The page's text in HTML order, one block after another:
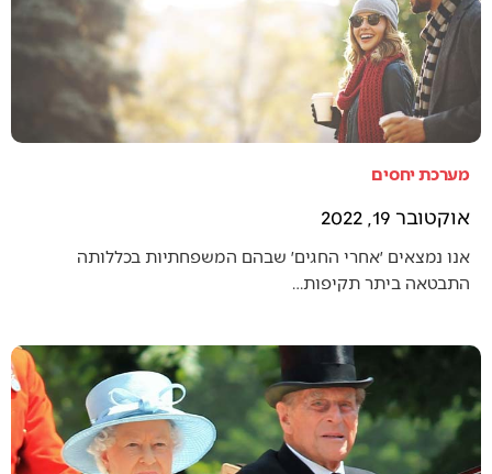
מערכת יחסים
אוקטובר 19, 2022
אנו נמצאים ׳אחרי החגים׳ שבהם המשפחתיות בכללותה
התבטאה ביתר תקיפות…